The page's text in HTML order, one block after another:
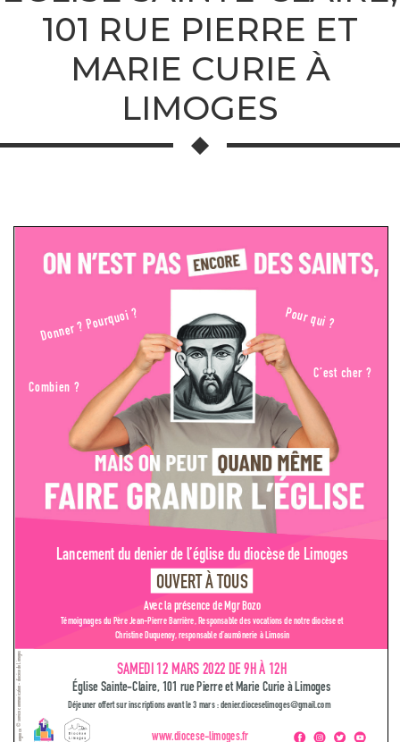
101 RUE PIERRE ET
MARIE CURIE À
LIMOGES